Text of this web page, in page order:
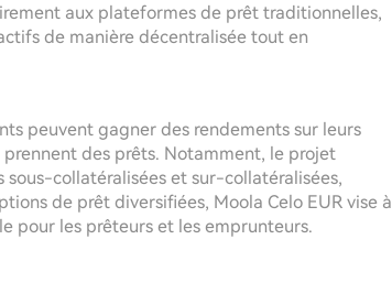
aux plateformes de prêt traditionnelles,
de manière décentralisée tout en
peuvent gagner des rendements sur leurs
des prêts. Notamment, le projet
collatéralisées et sur-collatéralisées,
de prêt diversifiées, Moola Celo EUR vise à
pour les prêteurs et les emprunteurs.